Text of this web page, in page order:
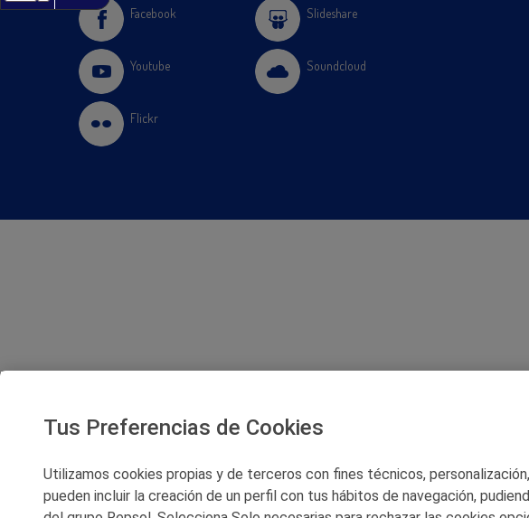
Facebook
Youtube
Flickr
Slideshare
Soundcloud
Tus Preferencias de Cookies
Utilizamos cookies propias y de terceros con fines técnicos,
pueden incluir la creación de un perfil con tus hábitos de navegación,